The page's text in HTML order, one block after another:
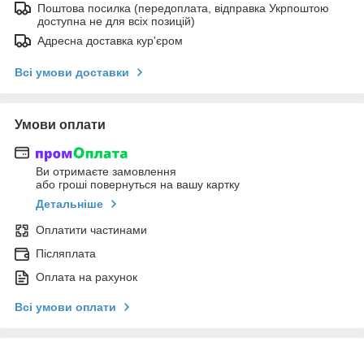
Поштова посилка (передоплата, відправка Укрпоштою
доступна не для всіх позицій)
Адресна доставка кур'єром
Всі умови доставки
Умови оплати
Ви отримаєте замовлення
або гроші повернуться на вашу картку
Детальніше
Оплатити частинами
Післяплата
Оплата на рахунок
Всі умови оплати